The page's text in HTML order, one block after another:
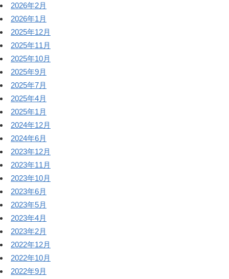
2026年2月
2026年1月
2025年12月
2025年11月
2025年10月
2025年9月
2025年7月
2025年4月
2025年1月
2024年12月
2024年6月
2023年12月
2023年11月
2023年10月
2023年6月
2023年5月
2023年4月
2023年2月
2022年12月
2022年10月
2022年9月